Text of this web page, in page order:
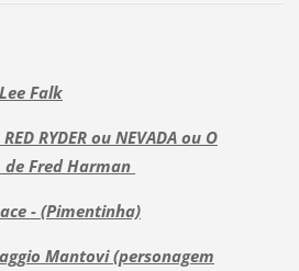
Falk
RYDER ou NEVADA ou O
de Fred Harman
- (Pimentinha)
Mantovi (personagem